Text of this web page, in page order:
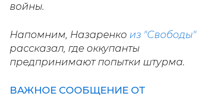
войны.
Напомним, Назаренко из "Свободы"
рассказал, где оккупанты
предпринимают попытки штурма.
ВАЖНОЕ СООБЩЕНИЕ ОТ